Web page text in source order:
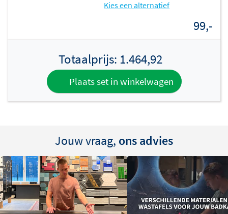
Greeploze onderkast met slimme
De bijpassende INK onderkast is greeploos uitgevoerd
en combineert een strak uiterlijk met slimme
asymmetrische uitvoering met een extra hoge onderste
lade. De Hettich softclosing lades met metalen
binnenbakken zorgen voor soepel, stabiel en geruisloos
gebruik.
De onderkast is verkrijgbaar in gelakte kleuren,
Kies een alternatief
99,-
Totaalprijs: 1.464,92
Plaats set in winkelwagen
Jouw vraag, ons advies